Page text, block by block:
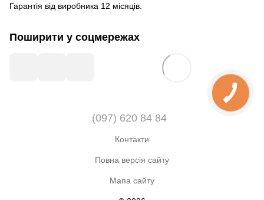
Гарантія від виробника 12 місяців.
Поширити у соцмережах
(097) 620 84 84
Контакти
Повна версія сайту
Мапа сайту